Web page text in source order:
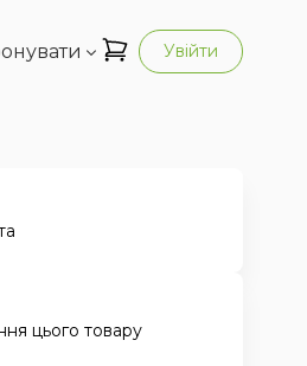
Увійти
цього товару